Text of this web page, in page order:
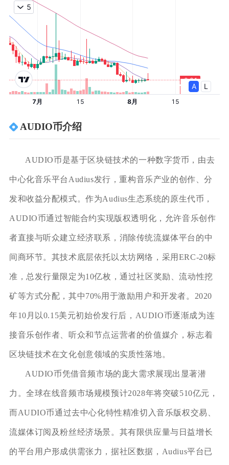
AUDIO币介绍
AUDIO币是基于区块链技术的一种数字货币，由去
中心化音乐平台Audius发行，重构音乐产业的创作、分
发和收益分配模式。作为Audius生态系统的原生代币，
AUDIO币通过智能合约实现版权透明化，允许音乐创作
者直接与听众建立经济联系，消除传统流媒体平台的中
间商环节。其技术底层依托以太坊网络，采用ERC-20标
准，总发行量限定为10亿枚，通过社区奖励、流动性挖
矿等方式分配，其中70%用于激励用户和开发者。2020
年10月以0.15美元初始价发行后，AUDIO币逐渐成为连
接音乐创作者、听众和节点运营者的价值媒介，标志着
区块链技术在文化创意领域的实质性落地。
AUDIO币凭借音频市场的庞大需求展现出显著潜
力。全球在线音频市场规模预计2028年将突破510亿元，
而AUDIO币通过去中心化特性精准切入音乐版权交易、
流媒体订阅及粉丝经济场景。其有限供应量与日益增长
的平台用户形成供需张力，据社区数据，Audius平台已